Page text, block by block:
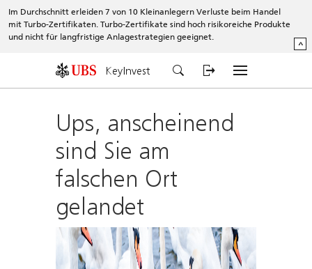
Im Durchschnitt erleiden 7 von 10 Kleinanlegern Verluste beim Handel
mit Turbo-Zertifikaten. Turbo-Zertifikate sind hoch risikoreiche Produkte
und nicht für langfristige Anlagestrategien geeignet.
^
KeyInvest
Ups, anscheinend
sind Sie am
falschen Ort
gelandet